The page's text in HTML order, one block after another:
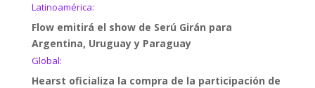
Latinoamérica:
Flow emitirá el show de Serú Girán para
Argentina, Uruguay y Paraguay
Global:
Hearst oficializa la compra de la participación de